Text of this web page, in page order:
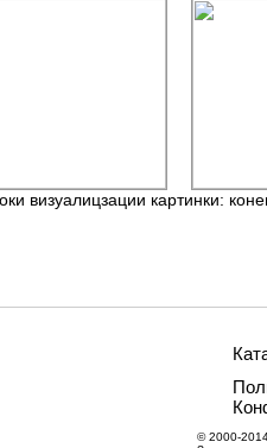
визуалицзации картинки:
© 2000-